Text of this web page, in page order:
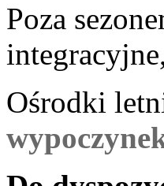
Poza
Ośrodki